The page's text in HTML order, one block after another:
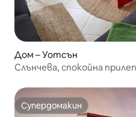
Дом – Уотсън
Слънчева, спокойна
Супердомакин
Супердомакин